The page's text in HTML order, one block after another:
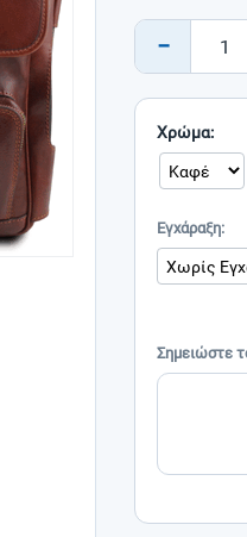
−
Χρώμα:
Εγχάραξη:
Σημειώστε